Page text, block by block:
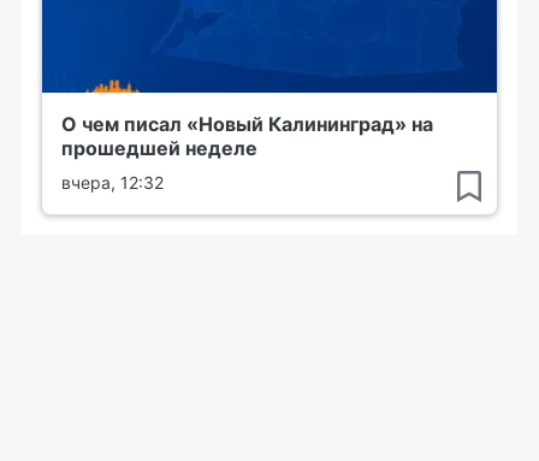
О чем писал «Новый Калининград» на
прошедшей неделе
вчера, 12:32